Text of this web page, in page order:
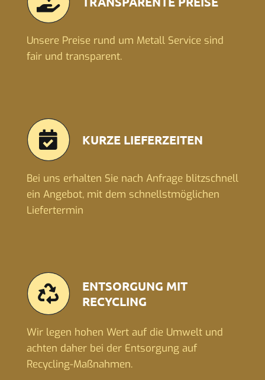
Unsere Preise rund um Metall Service sind
fair und transparent.
KURZE LIEFERZEITEN
Bei uns erhalten Sie nach Anfrage blitzschnell
ein Angebot, mit dem schnellstmöglichen
Liefertermin
ENTSORGUNG MIT
RECYCLING
Wir legen hohen Wert auf die Umwelt und
achten daher bei der Entsorgung auf
Recycling-Maßnahmen.